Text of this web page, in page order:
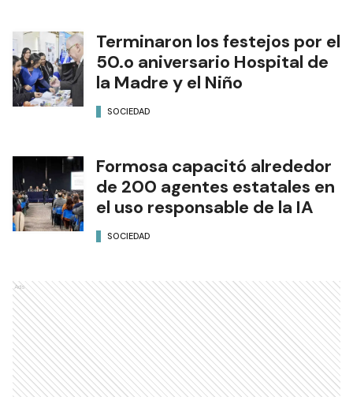
Terminaron los festejos por el
50.o aniversario Hospital de
la Madre y el Niño
SOCIEDAD
Formosa capacitó alrededor
de 200 agentes estatales en
el uso responsable de la IA
SOCIEDAD
Ads